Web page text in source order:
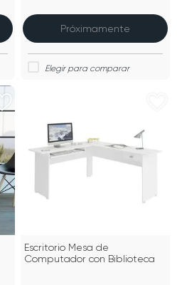
Próximamente
Escritorio Mesa de
Computador con Biblioteca